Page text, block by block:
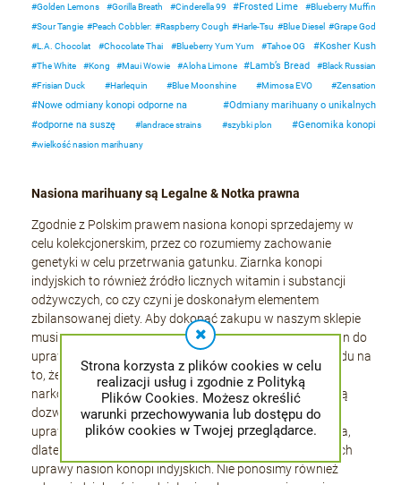
Strona korzysta z plików cookies w celu
realizacji usług i zgodnie z Polityką
Plików Cookies. Możesz określić
warunki przechowywania lub dostępu do
plików cookies w Twojej przeglądarce.
Golden Lemons
Gorilla Breath Cinderella 99 Frosted Lime
Blueberry Muffin
Sour Tangie
Peach Cobbler: Raspberry Cough Harle-Tsu Blue Diesel
Grape God
L.A. Chocolat
Chocolate Thai Blueberry Yum Yum Tahoe OG Kosher Kush
The White Kong Maui Wowie Aloha Limone Lamb’s Bread
Black Russian
Frisian Duck
Harlequin Blue Moonshine Mimosa EVO Zensation
Nowe odmiany konopi odporne na
Odmiany marihuany o unikalnych
odporne na suszę
landrace strains szybki plon Genomika konopi
wielkość nasion marihuany
Nasiona marihuany są Legalne & Notka prawna
Zgodnie z Polskim prawem nasiona konopi sprzedajemy w
celu kolekcjonerskim, przez co rozumiemy zachowanie
genetyki w celu przetrwania gatunku. Ziarnka konopi
indyjskich to również źródło licznych witamin i substancji
odżywczych, co czy czyni je doskonałym elementem
zbilansowanej diety. Aby dokonać zakupu w naszym sklepie
musisz mieć ukończone 18 lat, nie możesz używać nasion do
uprawy na terenie kraju gdzie jest to zakazane. Ze względu na
to, że nasiona konopi nie posiadają w sobie substancji
narkotycznych, sprzedaż i posiadanie na terenie Polski są
dozwolone. Pamiętać należy, że kiełkowanie nasion,
uprawianie marihuany oraz pomoc w hodowli jest karana,
dlatego też nie udzielamy żadnych informacji dotyczących
uprawy nasion konopi indyjskich. Nie ponosimy również